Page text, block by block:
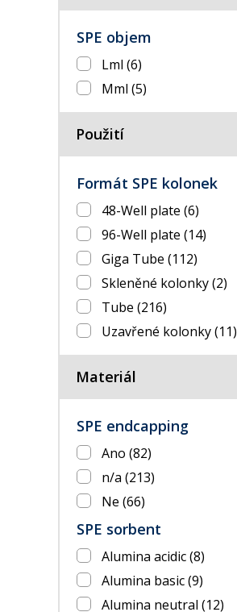
SPE objem
Lml (6)
Mml (5)
Použití
Formát SPE kolonek
48-Well plate (6)
96-Well plate (14)
Giga Tube (112)
Skleněné kolonky(2)
Tube (216)
Uzavřené kolonky(11)
Materiál
SPE endcapping
Ano (82)
n/a (213)
Ne (66)
SPE sorbent
Alumina acidic(8)
Alumina basic(9)
Alumina neutral (12)